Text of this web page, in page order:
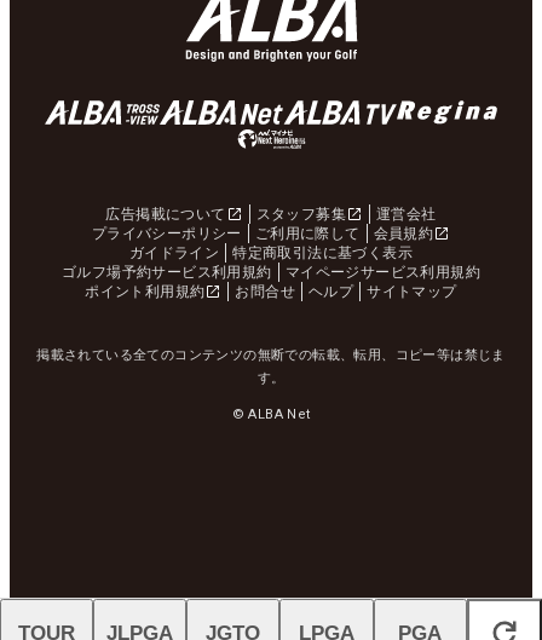
広告掲載について スタッフ募集
運営会社
プライバシーポリシー
ご利用に際して
会員規約
ガイドライン
特定商取引法に基づく表示
ゴルフ場予約サービス利用規約
マイページサービス利用規約
ポイント利用規約
お問合せ ヘルプ サイトマップ
掲載されている全てのコンテンツの無断での転載、転用、コピー等は禁じま
す。
© ALBA Net
TOUR JLPGA JGTO LPGA PGA